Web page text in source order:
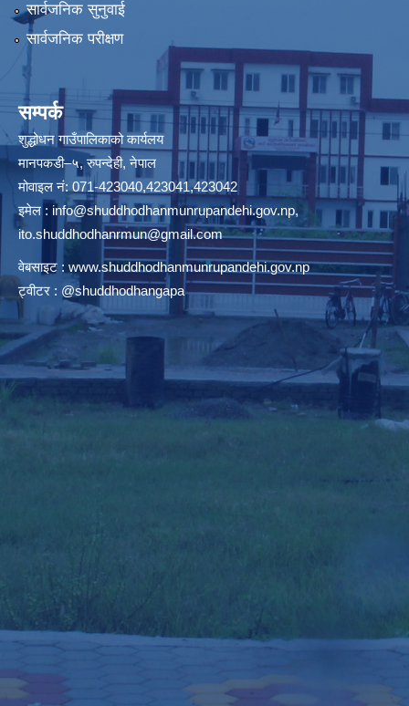
सार्वजनिक सुनुवाई
सार्वजनिक परीक्षण
सम्पर्क
शुद्धोधन गाउँपालिकाको कार्यलय
मानपकडी–५, रुपन्देही, नेपाल
मोवाइल नं: 071-423040,423041,423042
इमेल : info@shuddhodhanmunrupandehi.gov.np,
ito.shuddhodhanrmun@gmail.com
वेबसाइट : www.shuddhodhanmunrupandehi.gov.np
ट्वीटर : @shuddhodhangapa